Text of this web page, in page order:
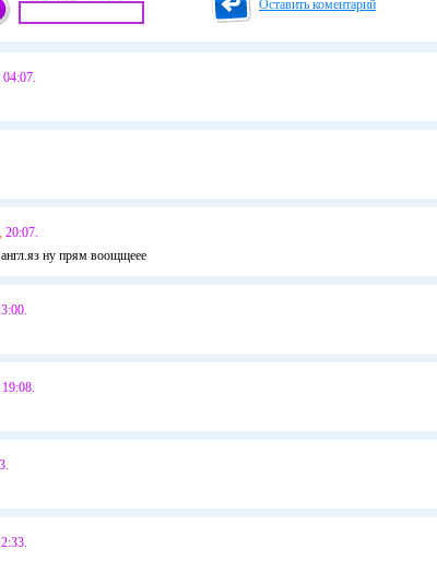
Оставить коментарий
04:07.
20:07.
ну прям воощщеее
19:08.